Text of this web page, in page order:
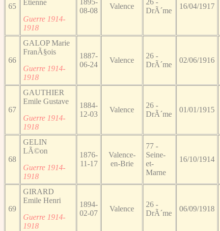
65
Etienne
Guerre 1914-
1918
1895-
08-08
Valence
26 -
DrÃ´me
16/04/1917
66
GALOP Marie
FranÃ§ois
Guerre 1914-
1918
1887-
06-24
Valence
26 -
DrÃ´me
02/06/1916
67
GAUTHIER
Emile Gustave
Guerre 1914-
1918
1884-
12-03
Valence
26 -
DrÃ´me
01/01/1915
68
GELIN
LÃ©on
Guerre 1914-
1918
1876-
11-17
Valence-
en-Brie
77 -
Seine-
et-
Marne
16/10/1914
69
GIRARD
Emile Henri
Guerre 1914-
1918
1894-
02-07
Valence
26 -
DrÃ´me
06/09/1918